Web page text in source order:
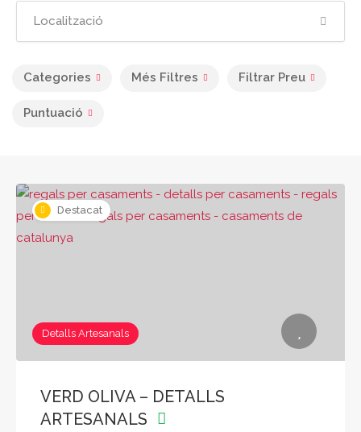
Categories Més Filtres Filtrar Preu
Puntuació
Destacat
Detalls Artesanals
VERD OLIVA – DETALLS
ARTESANALS